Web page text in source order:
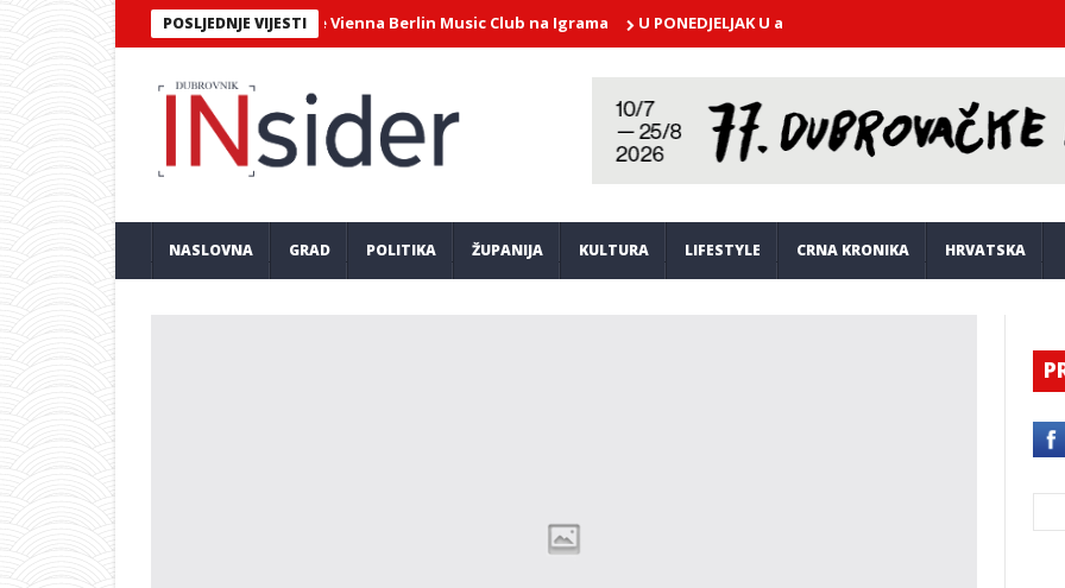
POSLJEDNJE VIJESTI
sastav Philharmonix – The Vienna Berlin Music Club na Igrama U PONEDJELJAK U atriju Kneževog dvora nastupa
NASLOVNA GRAD POLITIKA ŽUPANIJA KULTURA LIFESTYLE CRNA KRONIKA HRVATSKA